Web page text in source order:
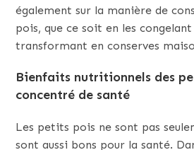
également sur la manière de
pois, que ce soit en les congelant
transformant en conserves
Bienfaits nutritionnels des
concentré de santé
Les petits pois ne sont pas
sont aussi bons pour la santé.